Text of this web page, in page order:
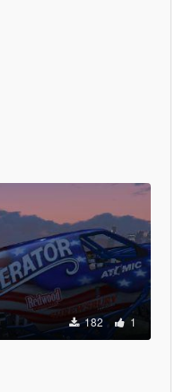
182 1